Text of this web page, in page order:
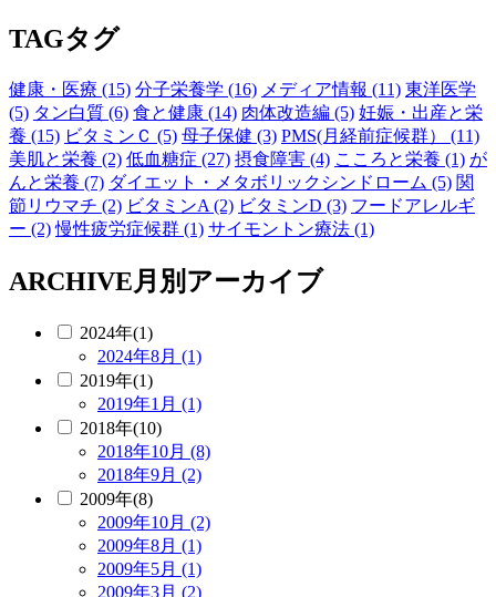
TAGタグ
健康・医療 (15) 分子栄養学 (16) メディア情報 (11) 東洋医学
(5) タン白質 (6) 食と健康 (14) 肉体改造編 (5) 妊娠・出産と栄
養 (15) ビタミンＣ (5) 母子保健 (3) PMS(月経前症候群） (11)
美肌と栄養 (2) 低血糖症 (27) 摂食障害 (4) こころと栄養 (1) が
んと栄養 (7) ダイエット・メタボリックシンドローム (5) 関
節リウマチ (2) ビタミンA (2) ビタミンD (3) フードアレルギ
ー (2) 慢性疲労症候群 (1) サイモントン療法 (1)
ARCHIVE月別アーカイブ
2024年(1)
2024年8月 (1)
2019年(1)
2019年1月 (1)
2018年(10)
2018年10月 (8)
2018年9月 (2)
2009年(8)
2009年10月 (2)
2009年8月 (1)
2009年5月 (1)
2009年3月 (2)